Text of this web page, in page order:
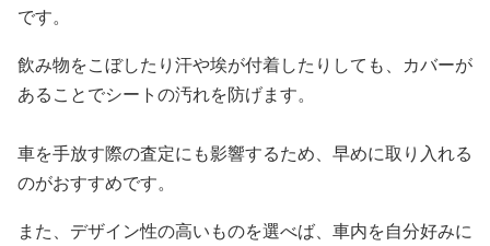
です。
飲み物をこぼしたり汗や埃が付着したりしても、カバーが
あることでシートの汚れを防げます。
車を手放す際の査定にも影響するため、早めに取り入れる
のがおすすめです。
また、デザイン性の高いものを選べば、車内を自分好みに